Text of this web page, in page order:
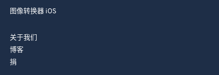
图像转换器 iOS
关于我们
博客
捐